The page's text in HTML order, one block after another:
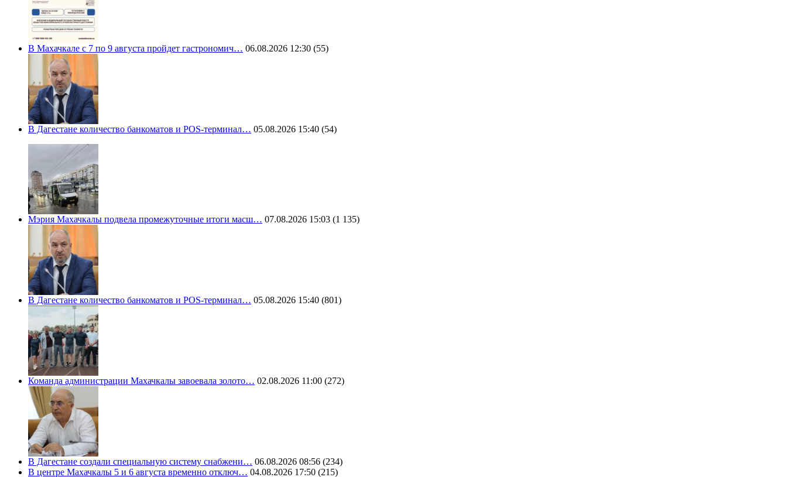
В Махачкале с 7 по 9 августа пройдет гастрономич… 06.08.2026 12:30 (55)
В Дагестане количество банкоматов и POS-терминал… 05.08.2026 15:40 (54)
Мэрия Махачкалы подвела промежуточные итоги масш… 07.08.2026 15:03 (1 135)
В Дагестане количество банкоматов и POS-терминал… 05.08.2026 15:40 (801)
Команда администрации Махачкалы завоевала золото… 02.08.2026 11:00 (272)
В Дагестане создали специальную систему снабжени… 06.08.2026 08:56 (234)
В центре Махачкалы 5 и 6 августа временно отключ… 04.08.2026 17:50 (215)